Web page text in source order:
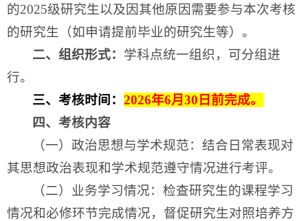
的2025级研究生以及因其他原因需要参与本次考核
的研究生（如申请提前毕业的研究生等）。
二、组织形式： 学科点统一组织，可分组进
行。
三、考核时间：2026年6月30日前完成。
四、考核内容
（一）政治思想与学术规范：结合日常表现对
其思想政治表现和学术规范遵守情况进行考评。
（二）业务学习情况：检查研究生的课程学习
情况和必修环节完成情况，督促研究生对照培养方